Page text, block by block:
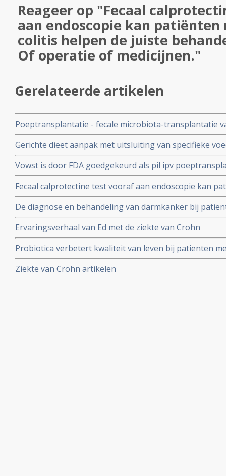
Reageer op "Fecaal
aan endoscopie kan
colitis helpen de juiste
Of operatie of medicijnen."
Gerelateerde artikelen
Poeptransplantatie - fecale microbiota-transplantatie
jarenlang effectief bij patienten met Prikkelbare Darm
was veel beter in vergelijking met een placebo
Gerichte dieet aanpak met uitsluiting van specifieke
resultaat en herstel bij kinderen en jongeren met een
Crohn. Na 1 maand is grootste deel van de klachten al
Vowst is door FDA goedgekeurd als pil ipv
recidief van Clostridioides difficile infectie
Fecaal calprotectine test vooraf aan endoscopie kan
helpen de juiste behandeling te kiezen. Of operatie of
De diagnose en behandeling van darmkanker bij
andere ontstekingsgerelateerde darmaandoeningen
bij gemaakt maar zijn wel te voorkomen copy 1
Ervaringsverhaal van Ed met de ziekte van Crohn
Probiotica verbetert kwaliteit van leven bij patienten
prikkelbare darm copy 1
Ziekte van Crohn artikelen